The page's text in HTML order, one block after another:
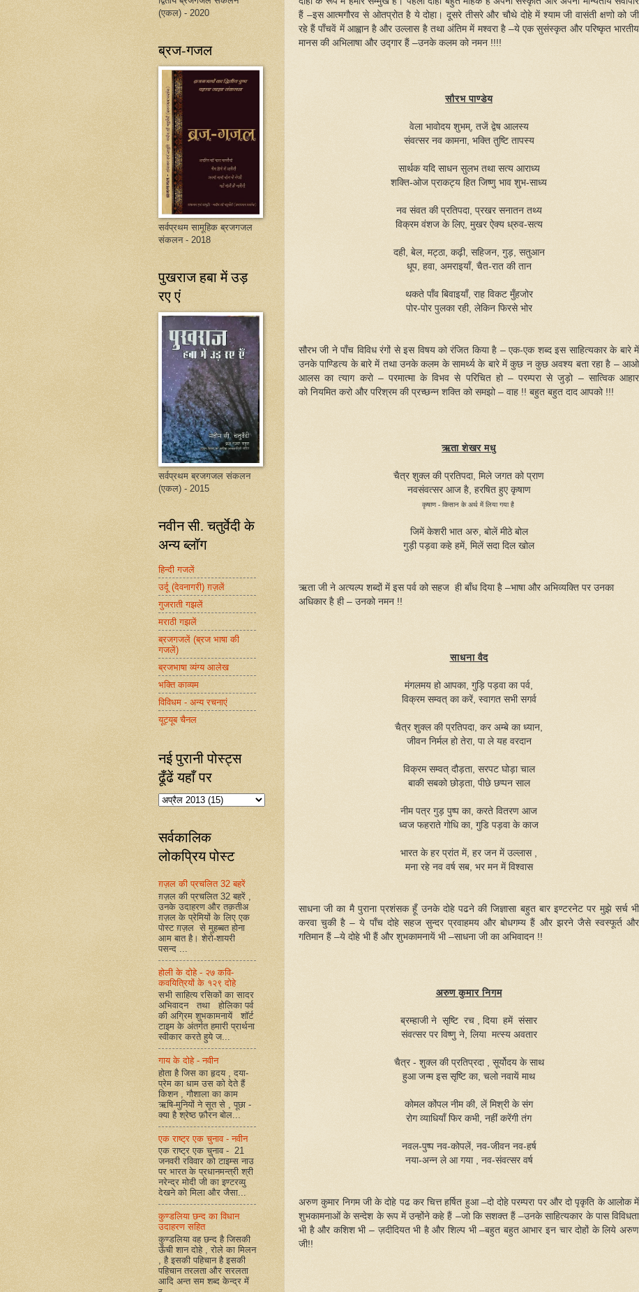
हैं –इसआत्मगौरव से ओतप्रोत है ये दोहा। दूसरे तीसरे और चौथे दोहे में श्याम जीवासंती क्षणो को जी
रहे हैं पाँचवें में आह्वान है और उल्लास है तथाअंतिम में मश्वरा है –ये एक सुसंस्कृत और परिष्कृत भारतीय
मानस की अभिलाषा और उद्गार हैं –उनके कलम को नमन !!!!
सौरभ पाण्डेय
वेला भावोदय शुभम्, तजें द्वेष आलस्य
संवत्सर नव कामना, भक्ति तुष्टि तापस्य
सार्थक यदि साधन सुलभ तथा सत्य आराध्य
शक्ति-ओज प्राकट्य हित जिष्णु भाव शुभ-साध्य
नव संवत की प्रतिपदा, प्रखर सनातन तथ्य
विक्रम वंशज के लिए, मुखर ऐक्य ध्रुव-सत्य
दही, बेल, मट्ठा, कढ़ी, सहिजन, गुड़, सतुआन
धूप, हवा, अमराइयाँ, चैत-रात की तान
थकते पाँव बिवाइयाँ, राह विकट मुँहजोर
पोर-पोर पुलका रही, लेकिन फिरसे भोर
सौरभ जी ने पाँच विविध रंगों से इस विषय को रंजित किया है – एक-एक शब्द इस साहित्यकार के बारे में
उनके पाण्डित्य के बारे में तथा उनके कलम के सामर्थ्य के बारे में कुछ न कुछ अवश्य बता रहा है – आओ
आलस का त्याग करो – परमात्मा के विभव से परिचित हो – परम्परा से जुड़ो – सात्विक आहार
को नियमित करो और परिश्रम की प्रच्छन्न शक्ति को समझो – वाह !! बहुत बहुत दाद आपको !!!
ऋता शेखर मधु
चैत्र शुक्ल की प्रतिपदा, मिले जगत को प्राण
नवसंवत्सर आज है, हरषित हुए कृषाण
कृषाण - किसान के अर्थ में लिया गया है
जिमें केशरी भात अरु, बोलें मीठे बोल
गुड़ी पड़वा कहे हमें, मिलें सदा दिल खोल
ऋता जी ने अत्यल्प शब्दों में इस पर्व को सहज ही बाँध दिया है –भाषा और अभिव्यक्ति पर उनका
अधिकार है ही – उनको नमन !!
साधना वैद
मंगलमय हो आपका, गुड़ि पड़वा का पर्व,
विक्रम सम्वत् का करें, स्वागत सभी सगर्व
चैत्र शुक्ल की प्रतिपदा, कर अम्बे का ध्यान,
जीवन निर्मल हो तेरा, पा ले यह वरदान
विक्रम सम्वत् दौड़ता, सरपट घोड़ा चाल
बाकी सबको छोड़ता, पीछे छप्पन साल
नीम पत्र गुड़ पुष्प का, करते वितरण आज
ध्वज फहराते गोधि का, गुडि पड़वा के काज
भारत के हर प्रांत में, हर जन में उल्लास ,
मना रहे नव वर्ष सब, भर मन में विश्वास
साधना जी का मै पुराना प्रशंसक हूँ उनके दोहे पढने की जिज्ञासा बहुत बार इण्टरनेट पर मुझे सर्च भी
करवा चुकी है – ये पाँच दोहे सहज सुन्दरप्रवाहमय और बोधगम्य हैं और झरने जैसे स्वस्फूर्त और
गतिमान हैं –ये दोहे भी हैं और शुभकामनायें भी –साधना जी का अभिवादन !!
अरुण कुमार निगम
ब्रम्हाजी ने सृष्टि रच , दिया हमें संसार
संवत्सर पर विष्णु ने, लिया मत्स्य अवतार
चैत्र - शुक्ल की प्रतिप्रदा , सूर्योदय के साथ
हुआ जन्म इस सृष्टि का, चलो नवायें माथ
कोमल कोंपल नीम की, लें मिश्री के संग
रोग व्याधियाँ फिर कभी, नहीं करेंगी तंग
नवल-पुष्प नव-कोपलें, नव-जीवन नव-हर्ष
नया-अन्न ले आ गया , नव-संवत्सर वर्ष
अरुण कुमार निगम जी के दोहे पढ कर चित्त हर्षित हुआ –दो दोहे परम्परा पर और दो पृकृति के आलोक में
शुभकामनाओं के सन्देश के रूप में उन्होंने कहे हैं –जो कि सशक्त हैं –उनके साहित्यकार के पास विविधता
भी है और कशिश भी – ज़दीदियत भी है और शिल्प भी –बहुत बहुत आभार इन चार दोहों के लिये अरुण
जी!!
(एकल) - 2020
ब्रज-गजल
सर्वप्रथम सामूहिक ब्रजगजल
संकलन - 2018
पुखराज हबा में उड़
रए एं
सर्वप्रथम ब्रजगजल संकलन
(एकल) - 2015
नवीन सी. चतुर्वेदी के
अन्य ब्लॉग
हिन्दी गजलें
उर्दू (देवनागरी) ग़ज़लें
गुजराती गझलें
मराठी गझलें
ब्रजगजलें (ब्रज भाषा की
गजलें)
ब्रजभाषा व्यंग्य आलेख
भक्ति काव्यम
विविधम - अन्य रचनाएं
यूट्यूब चैनल
नई पुरानी पोस्ट्स
ढूँढें यहाँ पर
सर्वकालिक
लोकप्रिय पोस्ट
ग़ज़ल की प्रचलित 32 बहरें
ग़ज़ल की प्रचलित 32 बहरें ,
उनके उदाहरण और तक़तीअ
ग़ज़ल के प्रेमियों के लिए एक
पोस्ट ग़ज़ल से मुहब्बत होना
आम बात है। शेरो-शायरी
पसन्द ...
होली के दोहे - २७ कवि-
कवयित्रियों के १२९ दोहे
सभी साहित्य रसिकों का सादर
अभिवादन तथा होलिका पर्व
की अग्रिम शुभकामनायें शॉर्ट
टाइम के अंतर्गत हमारी प्रार्थना
स्वीकार करते हुये ज...
गाय के दोहे - नवीन
होता है जिस का हृदय , दया-
प्रेम का धाम उस को देते हैं
किशन , गौशाला का काम
ऋषि-मुनियों ने सूत से , पूछा -
क्या है श्रेष्ठ फ़ौरन बोल...
एक राष्ट्र एक चुनाव - नवीन
एक राष्ट्र एक चुनाव - 21
जनवरी रविवार को टाइम्स नाउ
पर भारत के प्रधानमन्त्री श्री
नरेन्द्र मोदी जी का इण्टरव्यु
देखने को मिला और जैसा...
कुण्डलिया छन्द का विधान
उदाहरण सहित
कुण्डलिया वह छन्द है जिसकी
ऊँची शान दोहे , रोले का मिलन
, है इसकी पहिचान है इसकी
पहिचान तरलता और सरलता
आदि अन्त सम शब्द केन्द्र में